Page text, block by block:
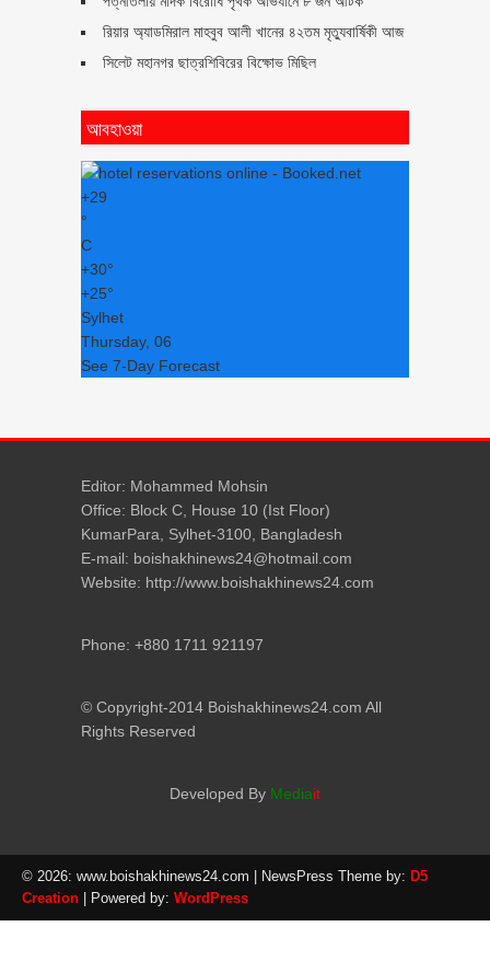
রিয়ার অ্যাডমিরাল মাহবুব আলী খানের ৪২তম মৃত্যুবার্ষিকী আজ
সিলেট মহানগর ছাত্রশিবিরের বিক্ষোভ মিছিল
আবহাওয়া
+29
°
C
+30°
+25°
Sylhet
Thursday, 06
See 7-Day Forecast
Editor: Mohammed Mohsin
Office: Block C, House 10 (Ist Floor)
KumarPara, Sylhet-3100, Bangladesh
E-mail: boishakhinews24@hotmail.com
Website: http://www.boishakhinews24.com
Phone: +880 1711 921197
© Copyright-2014 Boishakhinews24.com All
Rights Reserved
Developed By Mediait
© 2026: www.boishakhinews24.com | NewsPress Theme by: D5
Creation | Powered by: WordPress